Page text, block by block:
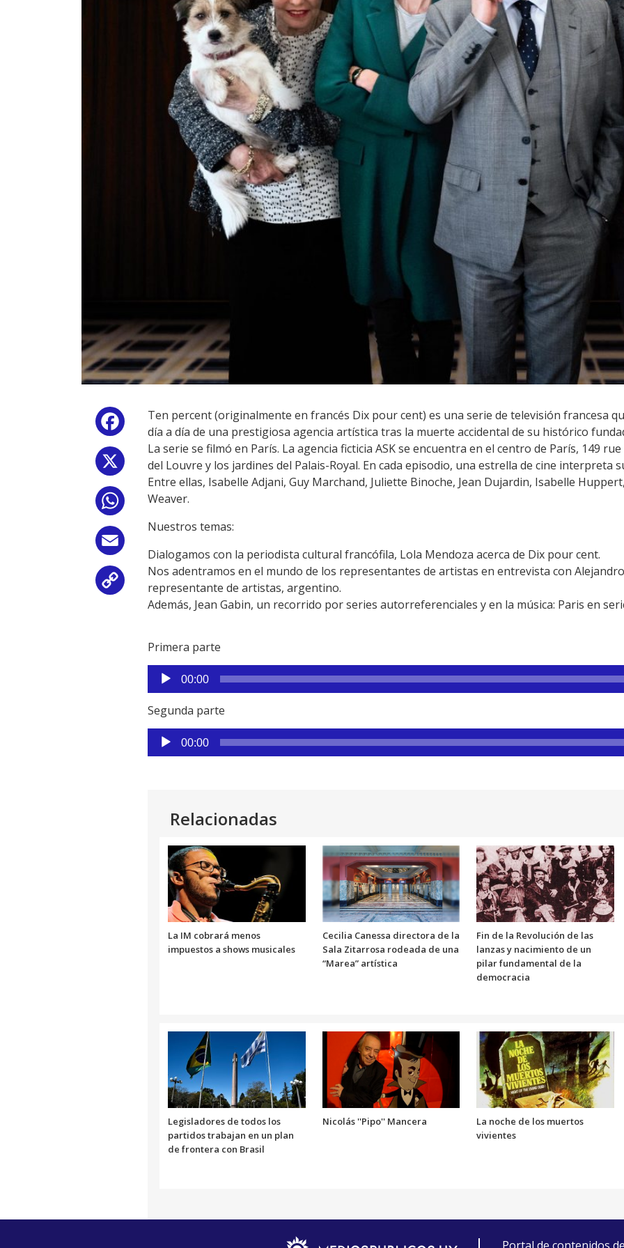
Facebook
WhatsApp
Copy
Link
Ten percent (originalmente en francés Dix pour cent) es una serie de televisión francesa
día a día de una prestigiosa agencia artística tras la muerte accidental de su histórico
La serie se filmó en París. La agencia ficticia ASK se encuentra en el centro de París, 149
del Louvre y los jardines del Palais-Royal. En cada episodio, una estrella de cine interpreta
Entre ellas, Isabelle Adjani, Guy Marchand, Juliette Binoche, Jean Dujardin, Isabelle
Weaver.
Nuestros temas:
Dialogamos con la periodista cultural francófila, Lola Mendoza acerca de Dix pour cent.
Nos adentramos en el mundo de los representantes de artistas en entrevista con
representante de artistas, argentino.
Además, Jean Gabin, un recorrido por series autorreferenciales y en la música: Paris en
Primera parte
Reproductor
00:00
Segunda parte
Reproductor
00:00
Relacionadas
La IM cobrará menos
impuestos a shows musicales
Cecilia Canessa directora de la
Sala Zitarrosa rodeada de una
“Marea” artística
Fin de la Revolución de las
lanzas y nacimiento de un
pilar fundamental de la
democracia
Legisladores de todos los
partidos trabajan en un plan
de frontera con Brasil
Nicolás ''Pipo'' Mancera
La noche de los muertos
vivientes
Portal de contenidos